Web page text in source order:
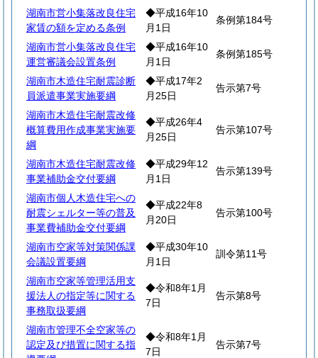
湖南市営小集落改良住宅
家賃の額を定める条例
◆平成16年10
月1日
条例第184号
湖南市営小集落改良住宅
運営審議会設置条例
◆平成16年10
月1日
条例第185号
湖南市木造住宅耐震診断
員派遣事業実施要綱
◆平成17年2
月25日
告示第7号
湖南市木造住宅耐震改修
概算費用作成事業実施要
綱
◆平成26年4
月25日
告示第107号
湖南市木造住宅耐震改修
事業補助金交付要綱
◆平成29年12
月1日
告示第139号
湖南市個人木造住宅への
耐震シェルター等の普及
事業費補助金交付要綱
◆平成22年8
月20日
告示第100号
湖南市空家等対策関係課
会議設置要綱
◆平成30年10
月1日
訓令第11号
湖南市空家等管理活用支
援法人の指定等に関する
事務取扱要綱
◆令和8年1月
7日
告示第8号
湖南市管理不全空家等の
認定及び措置に関する指
◆令和8年1月
7日
告示第7号